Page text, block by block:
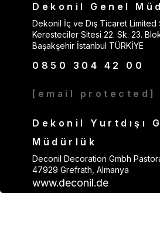
Dekonil Genel
Dekonil İç ve Dış Ticaret Limited
Keresteciler Sitesi 22. Sk. 23.
Başakşehir İstanbul TÜRKİYE
0850 304 42 00
[email protected]
Dekonil Yurtdışı
Müdürlük
Deconil Decoration Gmbh
47929 Grefrath, Almanya
www.deconil.de